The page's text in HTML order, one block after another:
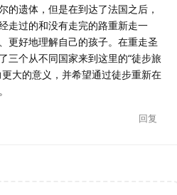
的遗体，但是在到达了法国之后，
走过的和没有走完的路重新走一
更好地理解自己的孩子。在重走圣
三个从不同国家来到这里的“徒步旅
大的意义，并希望通过徒步重新在
回复